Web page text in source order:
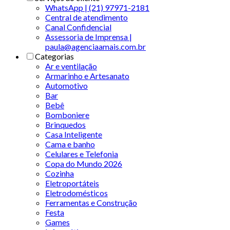
WhatsApp | (21) 97971-2181
Central de atendimento
Canal Confidencial
Assessoria de Imprensa |
paula@agenciaamais.com.br
Categorias
Ar e ventilação
Armarinho e Artesanato
Automotivo
Bar
Bebê
Bomboniere
Brinquedos
Casa Inteligente
Cama e banho
Celulares e Telefonia
Copa do Mundo 2026
Cozinha
Eletroportáteis
Eletrodomésticos
Ferramentas e Construção
Festa
Games